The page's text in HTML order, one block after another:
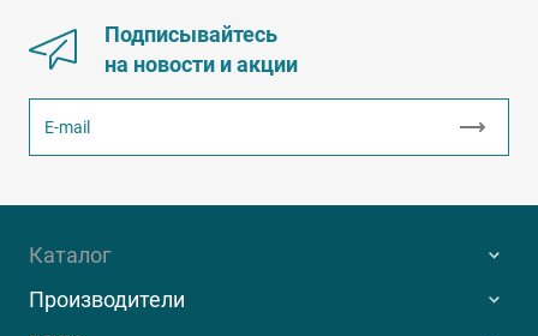
Подписывайтесь
на новости и акции
Каталог
Производители